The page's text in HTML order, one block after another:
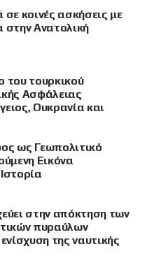
κοινές ασκήσεις με
στην Ανατολική
του τουρκικού
Ασφάλειας
Ουκρανία και
ως Γεωπολιτικό
Εικόνα
στην απόκτηση των
πυραύλων
της ναυτικής